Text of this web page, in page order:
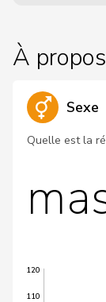
À
Sexe
Quelle est la
110
120